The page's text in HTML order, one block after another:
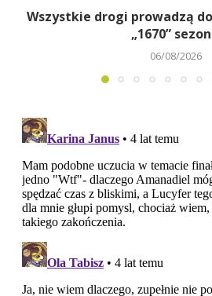
Wszystkie drogi prowadzą
„1670”
06/08/2026